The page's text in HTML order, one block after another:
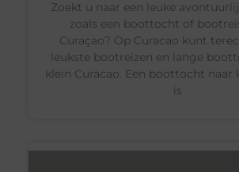
Zoekt u naar een leuke
zoals een boottocht of
Curaçao? Op Curacao kunt
leukste bootreizen en lange
klein Curacao. Een boottocht naar
is